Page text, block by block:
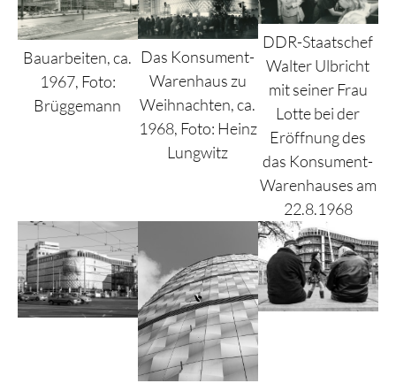
Bauarbeiten, ca.
1967, Foto:
Brüggemann
Das Konsument-
Warenhaus zu
Weihnachten, ca.
1968, Foto: Heinz
Lungwitz
DDR-Staatschef
Walter Ulbricht
mit seiner Frau
Lotte bei der
Eröffnung des
das Konsument-
Warenhauses am
22.8.1968